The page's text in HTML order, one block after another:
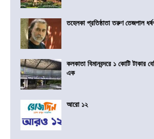
তহেলকা প্রতিষ্ঠাতা তরুণ তেজপাল
কলকাতা বিমানবন্দরে ১ কোটি টাকার
এক
আরো ১২